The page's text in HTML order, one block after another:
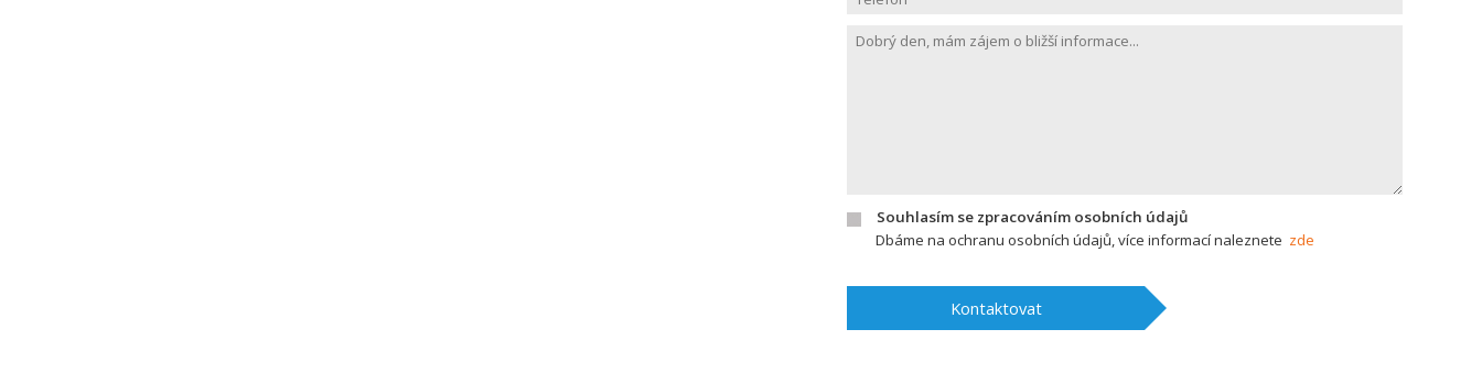
Souhlasím se zpracováním osobních údajů
Dbáme na ochranu osobních údajů, více informací naleznete zde
Kontaktovat